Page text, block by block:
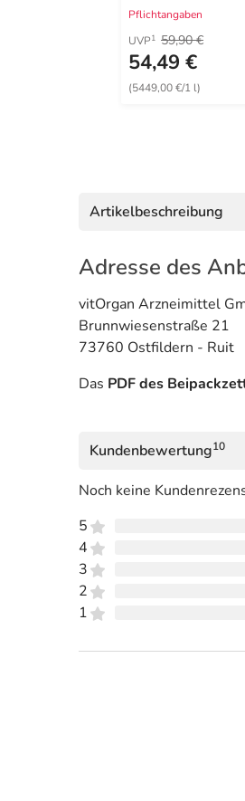
Pflichtangaben
UVP1 59,90 €
54,49 €
(5449,00 €/1 l)
Artikelbeschreibung
Adresse des
vitOrgan Arzneimittel
Brunnwiesenstraße 21
73760 Ostfildern - Ruit
Das PDF des
Kundenbewertung10
Noch keine
5
4
3
2
1